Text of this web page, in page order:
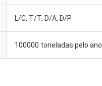
L/C, T/T, D/A, D/P
100000 toneladas pelo ano